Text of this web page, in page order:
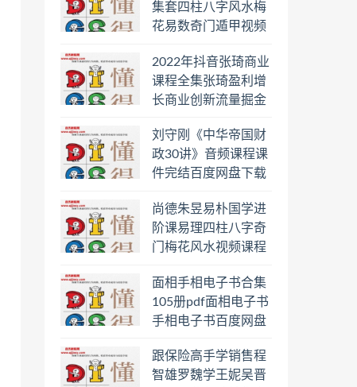
集套四柱八字风水梅
花易数奇门遁甲视频
日罗盘教程百度云网
盘会员
2022年抖音张琦商业
课程全集张琦盈利增
长商业创新流量掘金
盘下载学习
刘守刚《中华帝国财
政30讲》音频课程课
件完结百度网盘下载
尚德朱昱易朴国学进
阶课易理四柱八字奇
门梅花风水视频课程
学习
面相手相电子书合集
105册pdf面相电子书
手相电子书百度网盘
跟保险高手学销售程
智雄罗魏学王妮吴晋